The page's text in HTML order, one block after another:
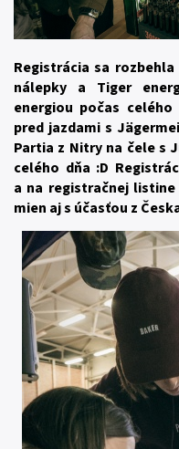
Registrácia sa
nálepky a Tiger
energiou počas
pred jazdami s
Partia z Nitry na čele s
celého dňa :D
a na registračnej
mien aj s účasťou z